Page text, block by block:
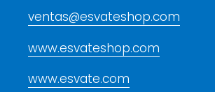
ventas@esvateshop.com
www.esvateshop.com
www.esvate.com